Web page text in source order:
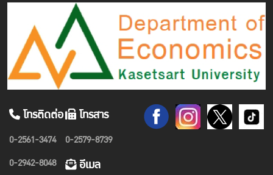
โทรติดต่อ
0-2561-3474
0-2942-8048
โทรสาร
0-2579-8739
อีเมล